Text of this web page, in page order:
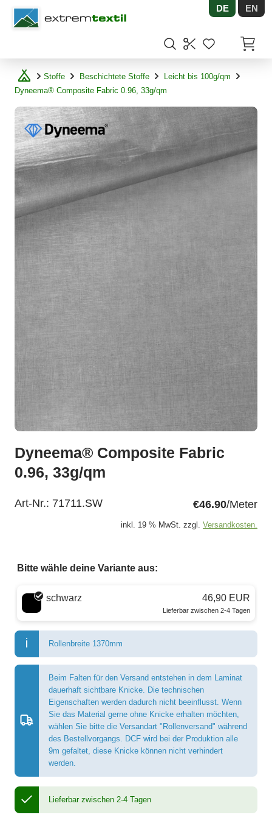
Shopware DE EN
Stoffe Beschichtete Stoffe
Leicht bis 100g/qm
Dyneema® Composite Fabric 0.96, 33g/qm
Dyneema® Composite Fabric
0.96, 33g/qm
Art-Nr.: 71711.SW €46.90/Meter
inkl. 19 % MwSt. zzgl. Versandkosten.
Bitte wähle deine Variante aus:
Wähle eine Farbe
schwarz 46,90 EUR
Lieferbar zwischen 2-4 Tagen
Rollenbreite 1370mm
Beim Falten für den Versand entstehen in dem Laminat
dauerhaft sichtbare Knicke. Die technischen
Eigenschaften werden dadurch nicht beeinflusst. Wenn
Sie das Material gerne ohne Knicke erhalten möchten,
wählen Sie bitte die Versandart "Rollenversand" während
des Bestellvorgangs. DCF wird bei der Produktion alle
9m gefaltet, diese Knicke können nicht verhindert
werden.
Lieferbar zwischen 2-4 Tagen